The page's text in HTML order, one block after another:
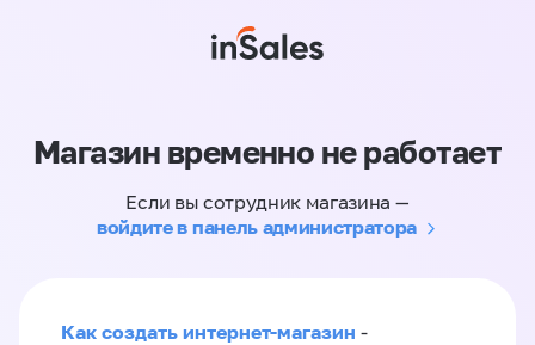
Магазин временно не работает
Если вы сотрудник магазина —
войдите в панель администратора
Как создать интернет-магазин -